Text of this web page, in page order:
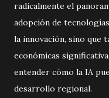
radicalmente el
adopción de
la innovación, sino que
económicas
entender cómo la IA
desarrollo regional.